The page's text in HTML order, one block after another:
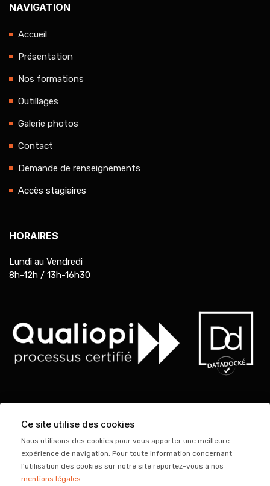
NAVIGATION
Accueil
Présentation
Nos formations
Outillages
Galerie photos
Contact
Demande de renseignements
Accès stagiaires
HORAIRES
Lundi au Vendredi
8h-12h / 13h-16h30
Ce site utilise des cookies
Nous utilisons des cookies pour vous apporter une meilleure
expérience de navigation. Pour toute information concernant
l'utilisation des cookies sur notre site reportez-vous à nos
mentions légales